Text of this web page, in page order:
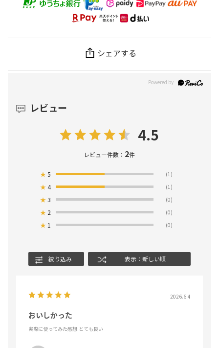
シェアする
レビュー
4.5
レビュー件数： 2件
★5 (1)
★4 (1)
★3 (0)
★ 2 (0)
★ 1 (0)
絞り込み 表示：新しい順
2026.6.4
おいしかった
実際に使ってみた感想:とても良い